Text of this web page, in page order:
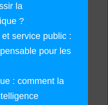
la
?
service public :
pour les
: comment la